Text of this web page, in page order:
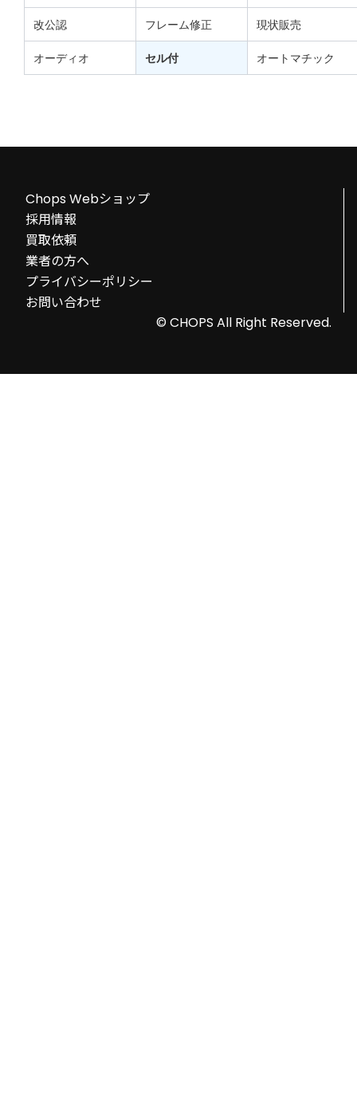
改公認 フレーム修正 現状販売
オーディオ セル付 オートマチック
Chops Webショップ
採用情報
買取依頼
業者の方へ
プライバシーポリシー
お問い合わせ
© CHOPS All Right Reserved.